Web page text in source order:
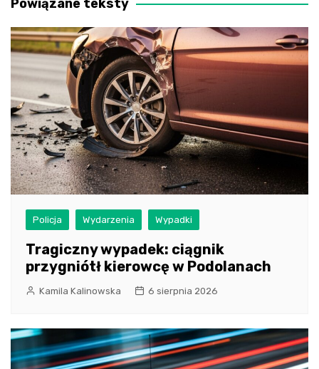
Powiązane teksty
Policja Wydarzenia Wypadki
Tragiczny wypadek: ciągnik
przygniótł kierowcę w Podolanach
Kamila Kalinowska 6 sierpnia 2026